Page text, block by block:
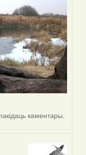
каментары.